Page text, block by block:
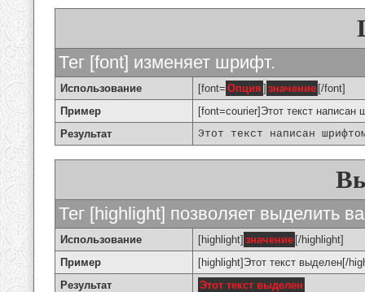
Тег [font] изменяет шрифт.
Использование [font= Опция ] значение [/font]
Пример
[font=courier]Этот текст
Результат
Этот текст написан
Тег [highlight] позволяет выделить
Использование [highlight] значение [/highlight]
Пример
[highlight]Этот текст выделен[/
Результат
Этот текст выделен